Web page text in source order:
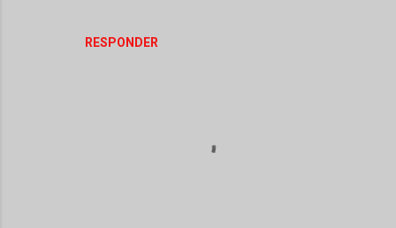
RESPONDER